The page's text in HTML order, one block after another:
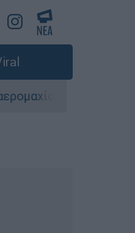
σε ελληνικά και